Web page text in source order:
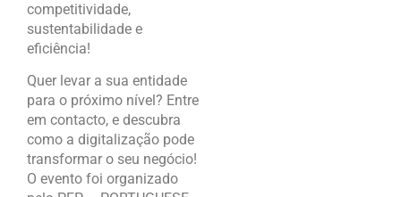
competitividade,
sustentabilidade e
eficiência!
Quer levar a sua entidade
para o próximo nível? Entre
em contacto, e descubra
como a digitalização pode
transformar o seu negócio!
O evento foi organizado